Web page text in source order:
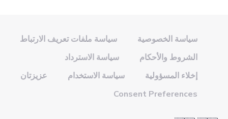
سياسة الخصوصية
سياسة ملفات تعريف الارتباط
الشروط والأحكام
سياسة الاسترداد
إخلاء المسؤولية
سياسة الاستخدام
عزيزتان
Consent Preferences